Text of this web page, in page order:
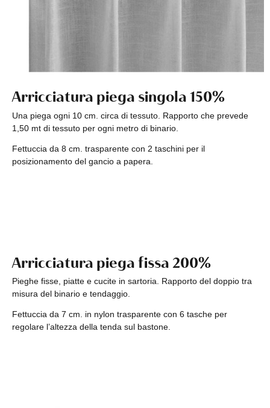
Arricciatura piega singola 150%
Una piega ogni 10 cm. circa di tessuto. Rapporto che prevede
1,50 mt di tessuto per ogni metro di binario.
Fettuccia da 8 cm. trasparente con 2 taschini per il
posizionamento del gancio a papera.
Arricciatura piega fissa 200%
Pieghe fisse, piatte e cucite in sartoria. Rapporto del doppio tra
misura del binario e tendaggio.
Fettuccia da 7 cm. in nylon trasparente con 6 tasche per
regolare l’altezza della tenda sul bastone.